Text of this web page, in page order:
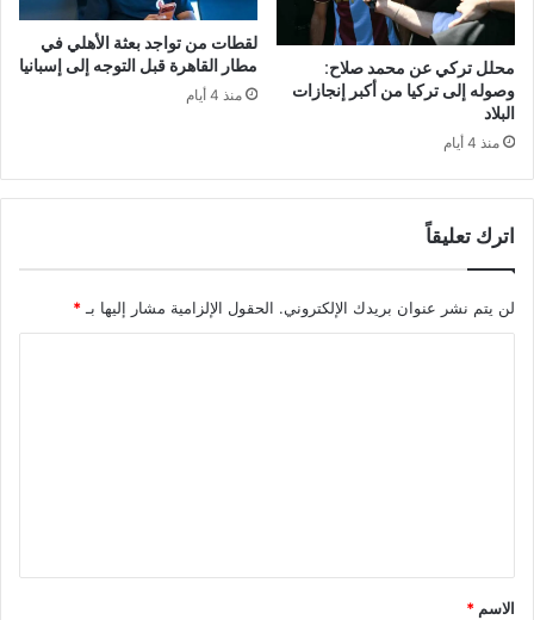
محلل تركي عن محمد صلاح:
وصوله إلى تركيا من أكبر إنجازات
البلاد
منذ 4 أيام
لقطات من تواجد بعثة الأهلي في
مطار القاهرة قبل التوجه إلى إسبانيا
منذ 4 أيام
اترك تعليقاً
لن يتم نشر عنوان بريدك الإلكتروني. الحقول الإلزامية مشار إليها بـ*
*
الاسم *